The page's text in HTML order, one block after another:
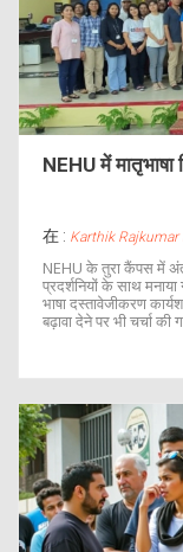
NEHU में मातृभाषा
在 : Karthik Rajkumar
NEHU के तुरा कैंपस में
प्रदर्शनियों के साथ
भाषा दस्तावेजीकरण
बढ़ावा देने पर भी चर्चा की